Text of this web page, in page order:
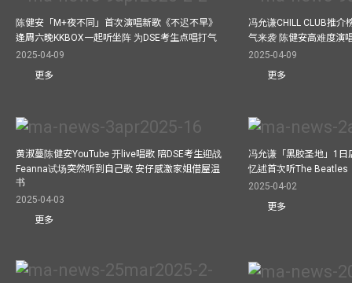
陈健安「M+夜不同」首次演唱新歌《不迟不早》
逢周六晚KKBOX一起听坐阵 为DSE考生点唱打气
2025-04-09
更多
冯允谦CHILL CLUB推介
气来袭 陈健安高难度演
2025-04-09
更多
黄淑蔓陈健安YouTube 开live唱歌 陪DSE考生迎战
Feanna试场突然听到自己歌 安仔感激家姐借屋温
书
2025-04-03
更多
冯允谦「黑胶圣地」1日
忆述首次听The Beatles
2025-04-02
更多